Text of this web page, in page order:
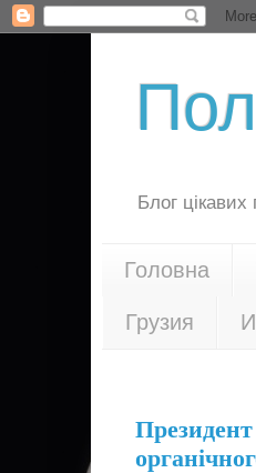
Блог
Головна
Грузия